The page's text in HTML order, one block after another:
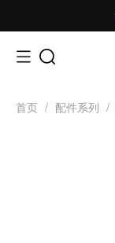
首页 / 配件系列 /